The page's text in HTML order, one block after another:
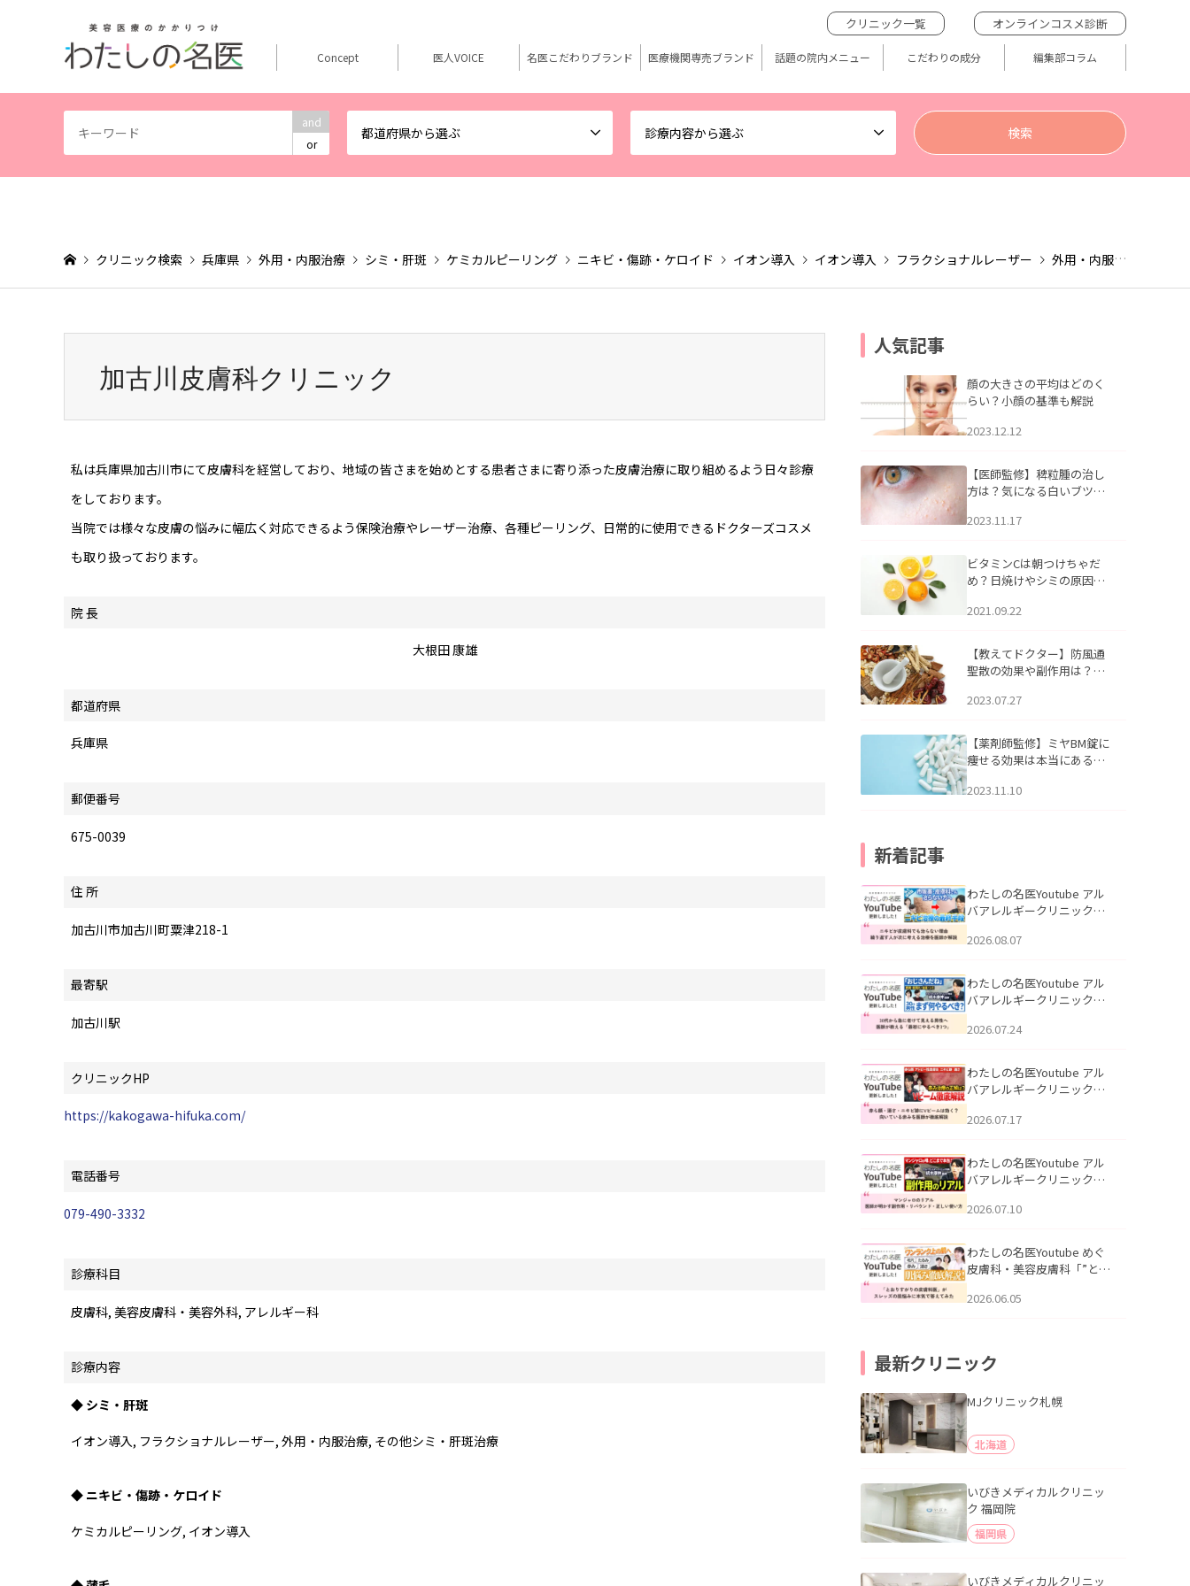
and
or
都道府県から選ぶ 診療内容から選ぶ
クリニック一覧 オンラインコスメ診断
Concept 医人VOICE 名医こだわりブランド 医療機関専売ブランド 話題の院内メニュー こだわりの成分 編集部コラム
クリニック検索 兵庫県 外用・内服治療 シミ・肝斑 ケミカルピーリング ニキビ・傷跡・ケロイド イオン導入 イオン導入 フラクショナルレーザー 外用・内服治療
加古川皮膚科クリニック
私は兵庫県加古川市にて皮膚科を経営しており、地域の皆さまを始めとする患者さまに寄り添った皮膚治療に取り組めるよう日々診療
をしております。
当院では様々な皮膚の悩みに幅広く対応できるよう保険治療やレーザー治療、各種ピーリング、日常的に使用できるドクターズコスメ
も取り扱っております。
院 長
大根田 康雄
都道府県
兵庫県
郵便番号
675-0039
住 所
加古川市加古川町粟津218-1
最寄駅
加古川駅
クリニックHP
https://kakogawa-hifuka.com/
電話番号
079-490-3332
診療科目
皮膚科, 美容皮膚科・美容外科, アレルギー科
診療内容
◆ シミ・肝斑
イオン導入, フラクショナルレーザー, 外用・内服治療, その他シミ・肝斑治療
◆ ニキビ・傷跡・ケロイド
ケミカルピーリング, イオン導入
人気記事
顔の大きさの平均はどのく
らい？小顔の基準も解説
2023.12.12
【医師監修】稗粒腫の治し
方は？気になる白いブツブ
アについて
2023.11.17
ビタミンCは朝つけちゃだ
め？日焼けやシミの原因に
2021.09.22
【教えてドクター】防風通
聖散の効果や副作用は？長
2023.07.27
【薬剤師監修】ミヤBM錠に
痩せる効果は本当にある
2023.11.10
新着記事
わたしの名医Youtube アル
バアレルギークリニック札
らない理由｜繰り返す人が
説」を公開いたしました。
2026.08.07
わたしの名医Youtube アル
バアレルギークリニック札
える男性へ｜医師が教える
公開いたしました。
2026.07.24
わたしの名医Youtube アル
バアレルギークリニック札
跡にVビームは効く？向いて
説」を公開いたしました。
2026.07.17
わたしの名医Youtube アル
バアレルギークリニック札
医師が明かす副作用・リバ
公開いたしました。
2026.07.10
わたしの名医Youtube めぐ
皮膚科・美容皮膚科「”とお
ッズの肌悩みに本気で答え
2026.06.05
最新クリニック
MJクリニック札幌
北海道
いびきメディカルクリニッ
ク 福岡院
福岡県
いびきメディカルクリニッ